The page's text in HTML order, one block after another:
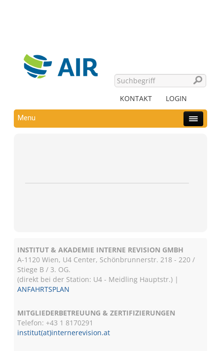
KONTAKT LOGIN
Menu
INSTITUT & AKADEMIE INTERNE REVISION GMBH
A-1120 Wien, U4 Center, Schönbrunnerstr. 218 - 220 /
Stiege B / 3. OG.
(direkt bei der Station: U4 - Meidling Hauptstr.) |
ANFAHRTSPLAN
MITGLIEDERBETREUUNG & ZERTIFIZIERUNGEN
Telefon: +43 1 8170291
institut(at)internerevision.at